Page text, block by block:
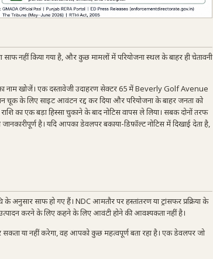
नहीं किया गया है, और कुछ मामलों में परियोजना स्थल के बाहर ही चेतावनी
नाम खोजें। एक दस्तावेजी उदाहरण सेक्टर 65 में Beverly Golf Avenue
चूक के लिए साइट आवंटन रद्द कर दिया और परियोजना के बाहर जनता को
का एक बड़ा हिस्सा चुकाने के बाद नोटिस वापस ले लिया। सबक दोनों तरफ
है। यदि आपका डेवलपर बकाया-डिफ़ॉल्ट नोटिस में दिखाई देता है,
अनुसार साफ हो गए हैं। NDC आमतौर पर हस्तांतरण या ट्रांसफर प्रक्रिया के
करने के लिए कहने के लिए आवंटी होने की आवश्यकता नहीं है।
या नहीं करेगा, वह आपको कुछ महत्वपूर्ण बता रहा है। एक डेवलपर जो